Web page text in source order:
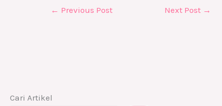
Cari Artikel
← Previous Post Next Post →